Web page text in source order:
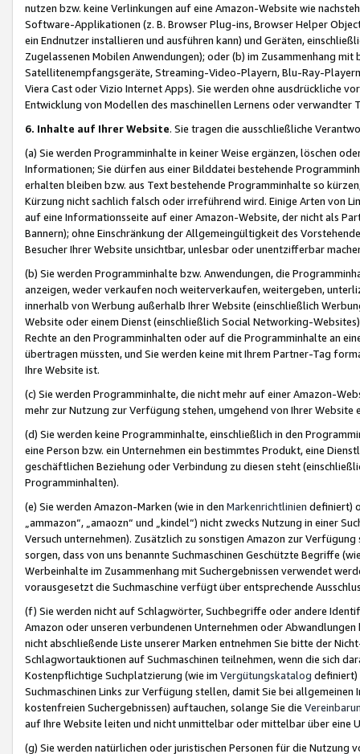
nutzen bzw. keine Verlinkungen auf eine Amazon-Website wie
Software-Applikationen (z. B. Browser Plug-ins, Browser Helper
ein Endnutzer installieren und ausführen kann) und Geräten,
Zugelassenen Mobilen Anwendungen); oder (b) im Zusammenhang
Satellitenempfangsgeräte, Streaming-Video-Playern, Blu-Ray-
Viera Cast oder Vizio Internet Apps). Sie werden ohne ausdrückliche
Entwicklung von Modellen des maschinellen Lernens oder
6. Inhalte auf Ihrer Website. Sie tragen die ausschließliche
(a) Sie werden Programminhalte in keiner Weise ergänzen, löschen
Informationen; Sie dürfen aus einer Bilddatei bestehende
erhalten bleiben bzw. aus Text bestehende Programminhalte so
Kürzung nicht sachlich falsch oder irreführend wird. Einige Arten von
auf eine Informationsseite auf einer Amazon-Website, der nicht als
Bannern); ohne Einschränkung der Allgemeingültigkeit des
Besucher Ihrer Website unsichtbar, unlesbar oder unentzifferbar
(b) Sie werden Programminhalte bzw. Anwendungen, die
anzeigen, weder verkaufen noch weiterverkaufen, weitergeben,
innerhalb von Werbung außerhalb Ihrer Website (einschließlich
Website oder einem Dienst (einschließlich Social Networking-
Rechte an den Programminhalten oder auf die Programminhalte an
übertragen müssten, und Sie werden keine mit Ihrem Partner-Tag
Ihre Website ist.
(c) Sie werden Programminhalte, die nicht mehr auf einer Amazon-
mehr zur Nutzung zur Verfügung stehen, umgehend von Ihrer
(d) Sie werden keine Programminhalte, einschließlich in den
eine Person bzw. ein Unternehmen ein bestimmtes Produkt, eine
geschäftlichen Beziehung oder Verbindung zu diesen steht
Programminhalten).
(e) Sie werden Amazon-Marken (wie in den Markenrichtlinien definiert)
„ammazon“, „amaozn“ und „kindel“) nicht zwecks Nutzung in einer
Versuch unternehmen). Zusätzlich zu sonstigen Amazon zur
sorgen, dass von uns benannte Suchmaschinen Geschützte Begriffe
Werbeinhalte im Zusammenhang mit Suchergebnissen verwendet
vorausgesetzt die Suchmaschine verfügt über entsprechende
(f) Sie werden nicht auf Schlagwörter, Suchbegriffe oder andere
Amazon oder unseren verbundenen Unternehmen oder
nicht abschließende Liste unserer Marken entnehmen Sie bitte der
Schlagwortauktionen auf Suchmaschinen teilnehmen, wenn die sich
Kostenpflichtige Suchplatzierung (wie im Vergütungskatalog definiert)
Suchmaschinen Links zur Verfügung stellen, damit Sie bei
kostenfreien Suchergebnissen) auftauchen, solange Sie die
auf Ihre Website leiten und nicht unmittelbar oder mittelbar über eine
(g) Sie werden natürlichen oder juristischen Personen für die Nutzung